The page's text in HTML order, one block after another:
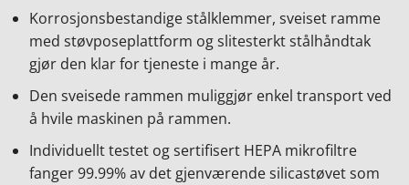
Korrosjonsbestandige stålklemmer, sveiset ramme
med støvposeplattform og slitesterkt stålhåndtak
gjør den klar for tjeneste i mange år.
Den sveisede rammen muliggjør enkel transport ved
å hvile maskinen på rammen.
Individuellt testet og sertifisert HEPA mikrofiltre
fanger 99.99% av det gjenværende silicastøvet som